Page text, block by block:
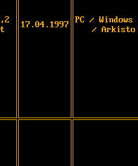
17.04.1997
PC /
/ Arkisto